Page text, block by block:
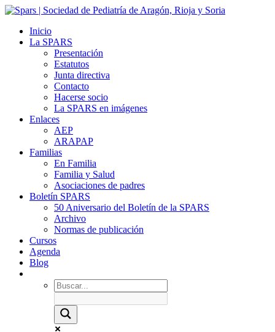
Inicio
La SPARS
Presentación
Estatutos
Junta directiva
Contacto
Hacerse socio
La SPARS en imágenes
Enlaces
AEP
ARAPAP
Familias
En Familia
Familia y Salud
Asociaciones de padres
Boletín SPARS
50 Aniversario del Boletín de la SPARS
Archivo
Normas de publicación
Cursos
Agenda
Blog